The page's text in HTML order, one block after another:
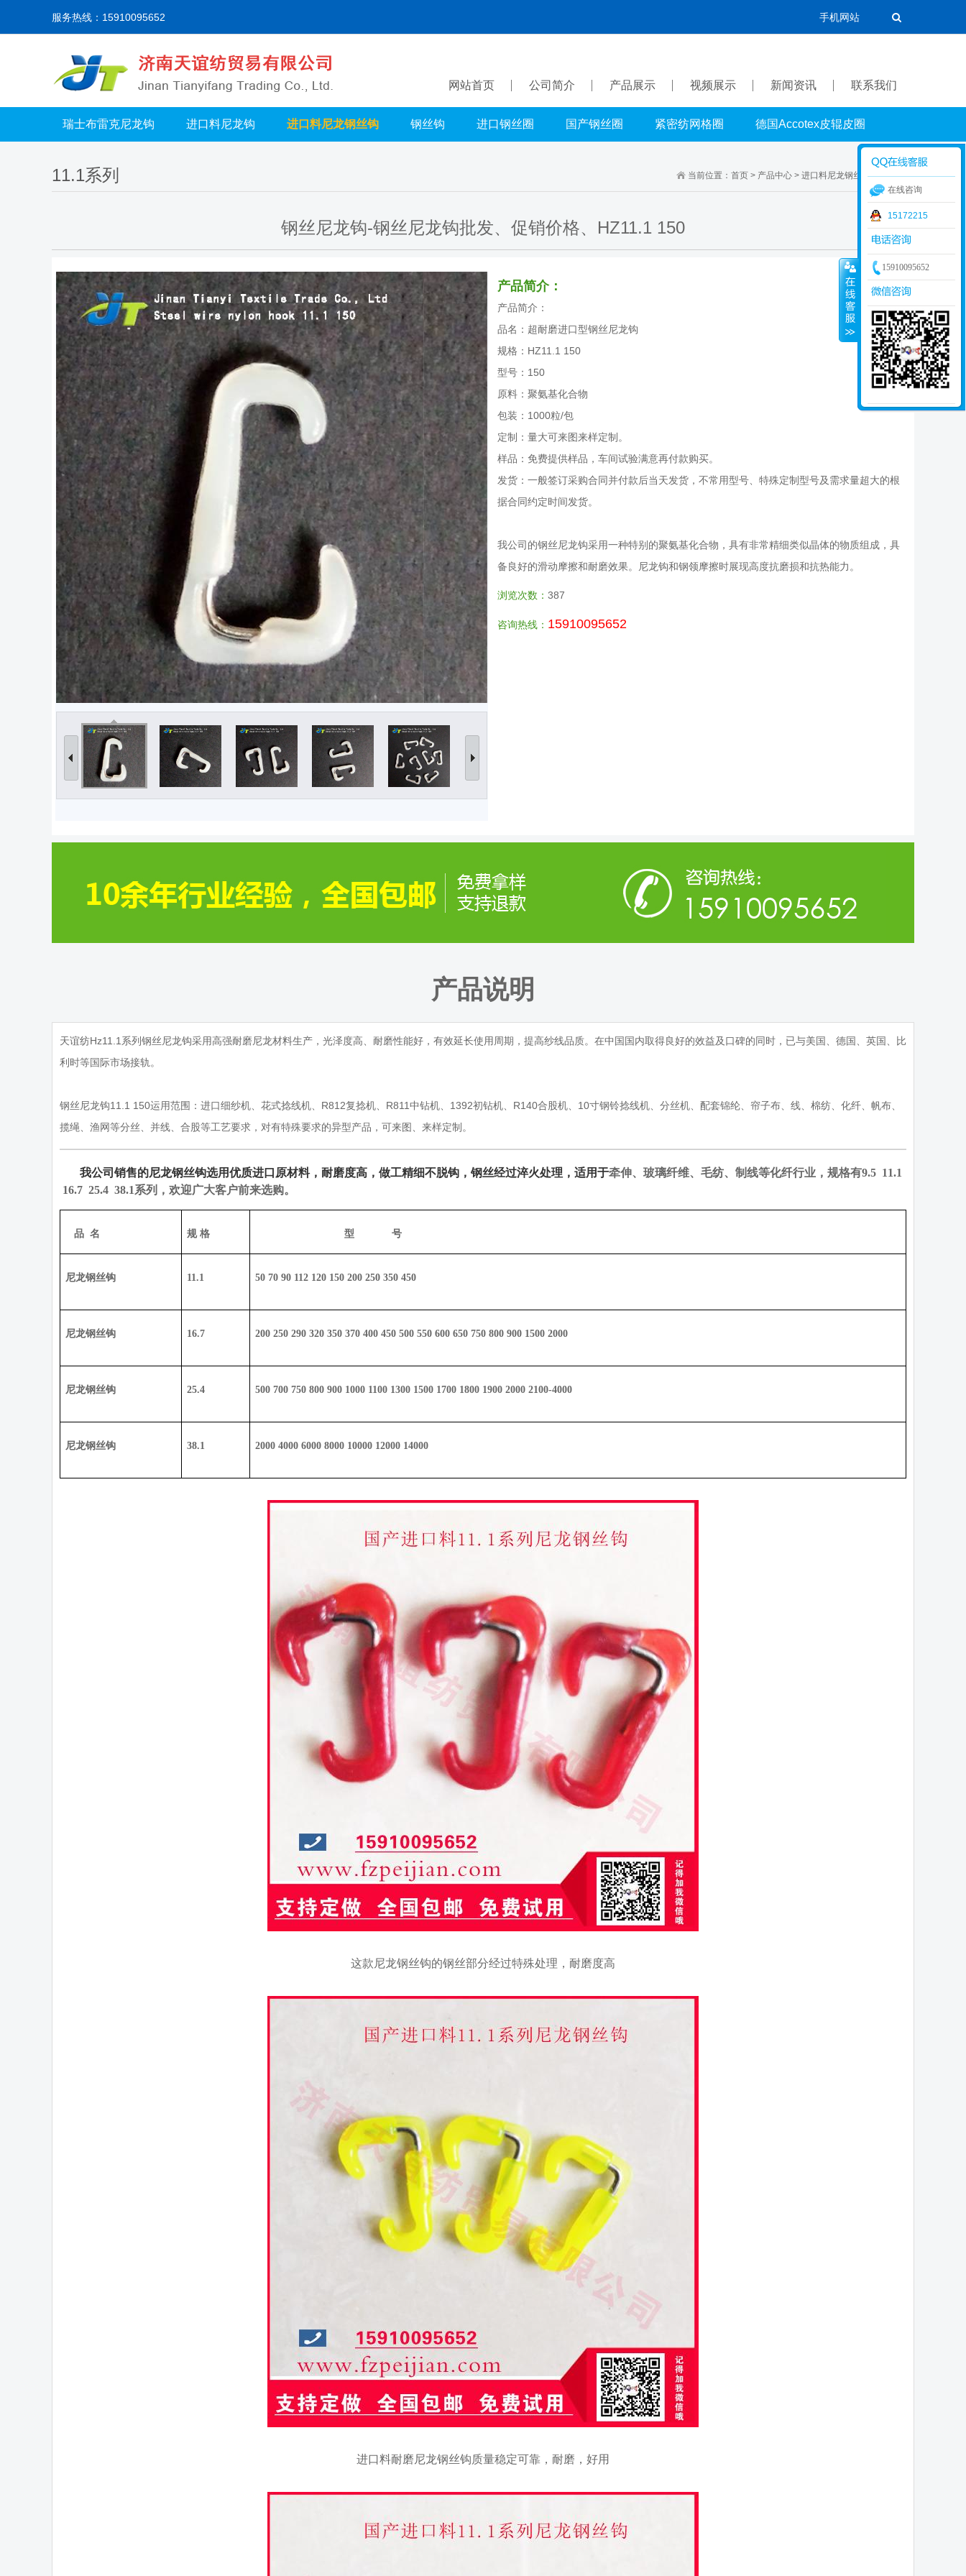
服务热线：15910095652 手机网站
网站首页 公司简介 产品展示 视频展示 新闻资讯 联系我们
瑞士布雷克尼龙钩 进口料尼龙钩 进口料尼龙钢丝钩 钢丝钩 进口钢丝圈 国产钢丝圈 紧密纺网格圈 德国Accotex皮辊皮圈
当前位置： 首页 > 产品中心 > 进口料尼龙钢丝钩>11.1系列
11.1系列
钢丝尼龙钩-钢丝尼龙钩批发、促销价格、HZ11.1 150
产品简介：
产品简介：
品名：超耐磨进口型钢丝尼龙钩
规格：HZ11.1 150
型号：150
原料：聚氨基化合物
包装：1000粒/包
定制：量大可来图来样定制。
样品：免费提供样品，车间试验满意再付款购买。
发货：一般签订采购合同并付款后当天发货，不常用型号、特殊定制型号及需求量超大的根
据合同约定时间发货。
我公司的钢丝尼龙钩采用一种特别的聚氨基化合物，具有非常精细类似晶体的物质组成，具
备良好的滑动摩擦和耐磨效果。尼龙钩和钢领摩擦时展现高度抗磨损和抗热能力。
浏览次数： 387
咨询热线： 15910095652
产品说明
天谊纺Hz11.1系列钢丝尼龙钩采用高强耐磨尼龙材料生产，光泽度高、耐磨性能好，有效延长使用周期，提高纱线品质。在中国国内取得良好的效益及口碑的同时，已与美国、德国、英国、比
利时等国际市场接轨。
钢丝尼龙钩11.1 150运用范围：进口细纱机、花式捻线机、R812复捻机、R811中钻机、1392初钻机、R140合股机、10寸钢铃捻线机、分丝机、配套锦纶、帘子布、线、棉纺、化纤、帆布、
揽绳、渔网等分丝、并线、合股等工艺要求，对有特殊要求的异型产品，可来图、来样定制。
我公司销售的尼龙钢丝钩选用优质进口原材料，耐磨度高，做工精细不脱钩，钢丝经过淬火处理，适用于牵伸、玻璃纤维、毛纺、制线等化纤行业，规格有9.5 11.1
16.7 25.4 38.1 系列，欢迎广大客户前来选购。
品 名 规 格 型 号
尼龙钢丝钩 11.1 50 70 90 112 120 150 200 250 350 450
尼龙钢丝钩 16.7 200 250 290 320 350 370 400 450 500 550 600 650 750 800 900 1500 2000
尼龙钢丝钩 25.4 500 700 750 800 900 1000 1100 1300 1500 1700 1800 1900 2000 2100-4000
尼龙钢丝钩 38.1 2000 4000 6000 8000 10000 12000 14000
这款尼龙钢丝钩的钢丝部分经过特殊处理，耐磨度高
进口料耐磨尼龙钢丝钩质量稳定可靠，耐磨，好用
在线咨询
15172215
15910095652